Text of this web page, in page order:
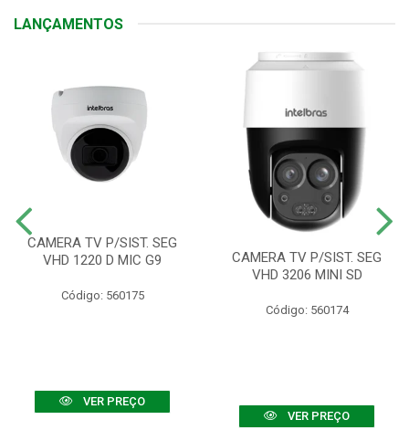
LANÇAMENTOS
CAMERA TV P/SIST. SEG
VHD 1220 D MIC G9
Código: 560175
VER PREÇO
CAMERA TV P/SIST. SEG
VHD 3206 MINI SD
Código: 560174
VER PREÇO